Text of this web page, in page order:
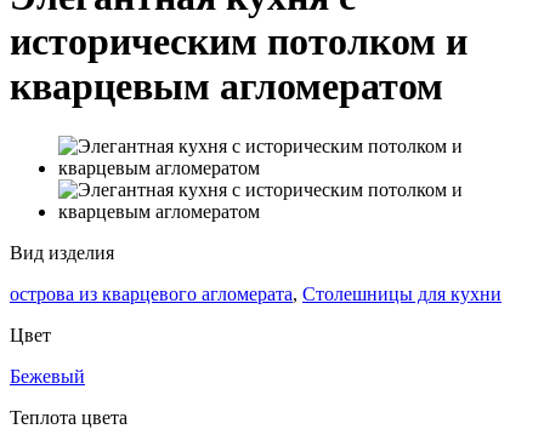
историческим потолком и
кварцевым агломератом
Вид изделия
острова из кварцевого агломерата, Столешницы для кухни
Цвет
Бежевый
Теплота цвета